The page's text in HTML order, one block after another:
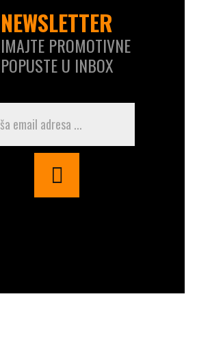
NEWSLETTER
PROMOTIVNE
POPUSTE U INBOX